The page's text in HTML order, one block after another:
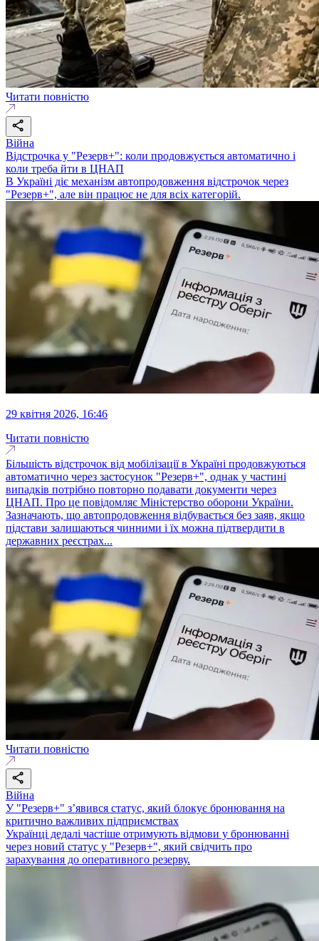
Читати повністю
Війна
Відстрочка у "Резерв+": коли продовжується автоматично і
коли треба йти в ЦНАП
В Україні діє механізм автопродовження відстрочок через
"Резерв+", але він працює не для всіх категорій.
29 квітня 2026, 16:46
Читати повністю
Більшість відстрочок від мобілізації в Україні продовжуються
автоматично через застосунок "Резерв+", однак у частині
випадків потрібно повторно подавати документи через
ЦНАП. Про це повідомляє Міністерство оборони України.
Зазначають, що автопродовження відбувається без заяв, якщо
підстави залишаються чинними і їх можна підтвердити в
державних реєстрах...
Читати повністю
Війна
У "Резерв+" з’явився статус, який блокує бронювання на
критично важливих підприємствах
Українці дедалі частіше отримують відмови у бронюванні
через новий статус у "Резерв+", який свідчить про
зарахування до оперативного резерву.